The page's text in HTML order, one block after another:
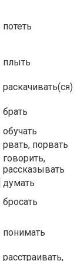
потеть
плыть
раскачивать(ся)
брать
обучать
рвать, порвать
говорить,
рассказывать
думать
бросать
понимать
расстраивать,